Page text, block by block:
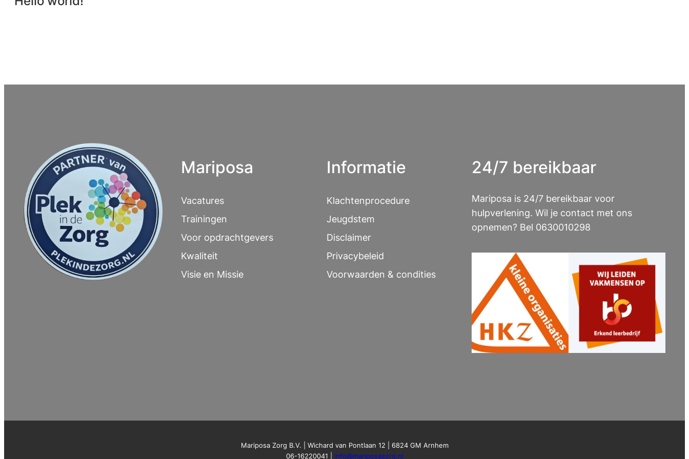
Mariposa
Vacatures
Trainingen
Voor opdrachtgevers
Kwaliteit
Visie en Missie
Informatie
Klachtenprocedure
Jeugdstem
Disclaimer
Privacybeleid
Voorwaarden & condities
24/7 bereikbaar
Mariposa is 24/7 bereikbaar voor
hulpverlening. Wil je contact met ons
opnemen? Bel 0630010298
Mariposa Zorg B.V. | Wichard van Pontlaan 12 | 6824 GM Arnhem
06-16220041 | info@mariposazorg.nl